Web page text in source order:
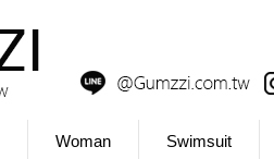
Woman Swimsuit